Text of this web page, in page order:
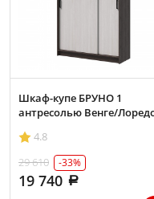
Шкаф-купе БРУНО 1
антресолью Венге/
4.8
29 610
-33%
19 740